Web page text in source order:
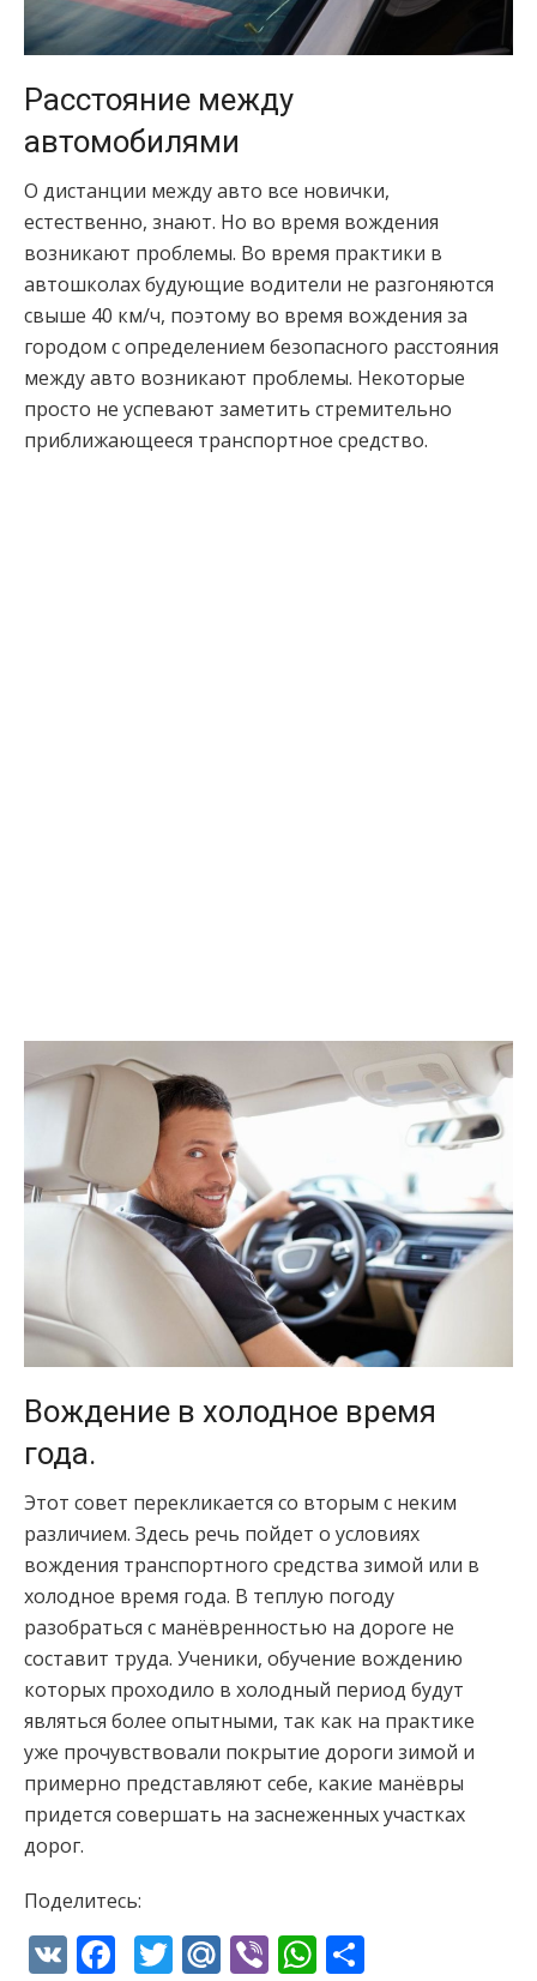
Расстояние между
автомобилями
О дистанции между авто все новички,
естественно, знают. Но во время вождения
возникают проблемы. Во время практики в
автошколах будующие водители не разгоняются
свыше 40 км/ч, поэтому во время вождения за
городом с определением безопасного расстояния
между авто возникают проблемы. Некоторые
просто не успевают заметить стремительно
приближающееся транспортное средство.
Вождение в холодное время
года.
Этот совет перекликается со вторым с неким
различием. Здесь речь пойдет о условиях
вождения транспортного средства зимой или в
холодное время года. В теплую погоду
разобраться с манёвренностью на дороге не
составит труда. Ученики, обучение вождению
которых проходило в холодный период будут
являться более опытными, так как на практике
уже прочувствовали покрытие дороги зимой и
примерно представляют себе, какие манёвры
придется совершать на заснеженных участках
дорог.
Поделитесь:
VK Facebook
Twitter
Mail.Ru
ViberWhatsApp